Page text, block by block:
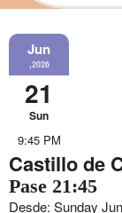
Jun
,2026
21
Sun
9:45 PM
Castillo de
Pase 21:45
Desde: Sunday